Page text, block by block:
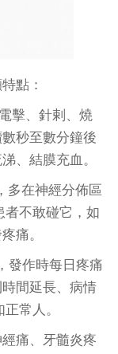
點：
擊、針剌、燒
秒至數分鐘後
、結膜充血。
多在神經分佈區
者不敢碰它，如
痛。
發作時每日疼痛
間延長、病情
常人。
痛、牙髓炎疼